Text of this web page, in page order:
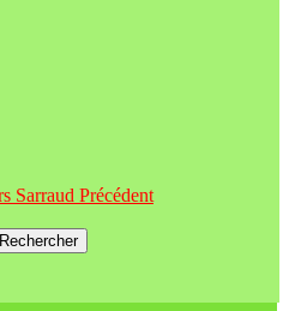
Sarraud Précédent
Rechercher